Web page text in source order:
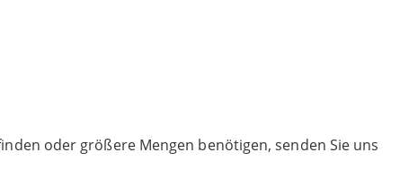
oder größere Mengen benötigen, senden Sie uns